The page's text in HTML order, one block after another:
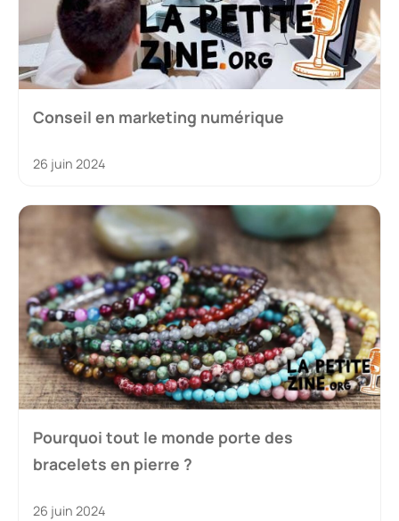
Conseil en marketing numérique
26 juin 2024
Pourquoi tout le monde porte des
bracelets en pierre ?
26 juin 2024